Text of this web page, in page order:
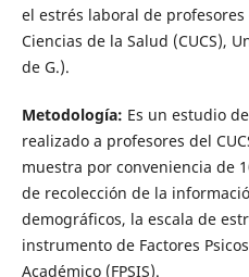
el estrés laboral de
Ciencias de la Salud (CUCS),
de G.).
Metodología: Es un estudio
realizado a profesores del
muestra por conveniencia de
de recolección de la
demográficos, la escala de
instrumento de Factores
Académico (FPSIS).